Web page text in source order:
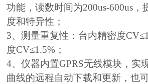
功能，读数时间为200us-600us，
度和特异性；
3、测量重复性：台内精密度
度CV≤1.5%；
4、仪器内置GPRS无线模块，实
曲线的远程自动下载和更新，也